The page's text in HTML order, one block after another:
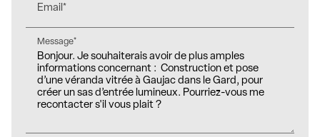
Email*
Message*